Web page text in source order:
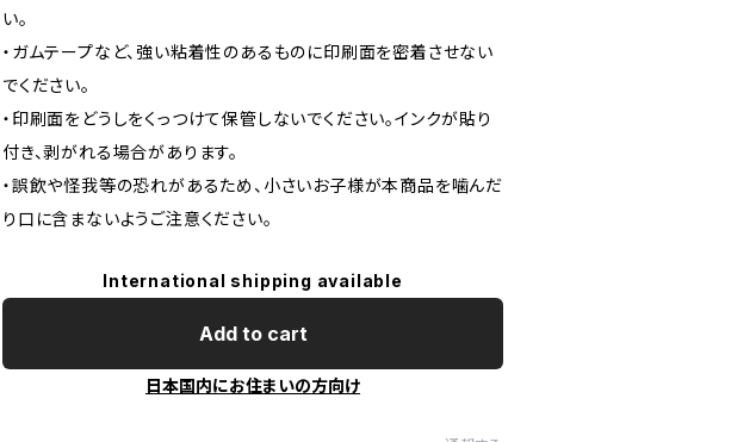
い。
・ガムテープなど、強い粘着性のあるものに印刷面を密着させない
でください。
・印刷面をどうしをくっつけて保管しないでください。インクが貼り
付き、剥がれる場合があります。
・誤飲や怪我等の恐れがあるため、小さいお子様が本商品を噛んだ
り口に含まないようご注意ください。
International shipping available
Add to cart
日本国内にお住まいの方向け